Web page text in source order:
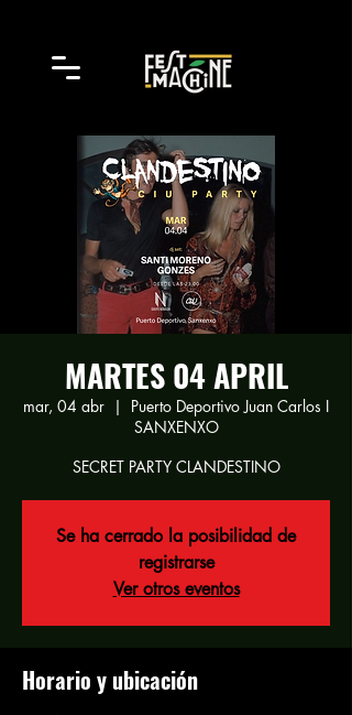
MARTES 04 APRIL
mar, 04 abr
  |
Puerto Deportivo Juan Carlos I
SANXENXO
SECRET PARTY CLANDESTINO
Se ha cerrado la posibilidad de
registrarse
Ver otros eventos
Horario y ubicación